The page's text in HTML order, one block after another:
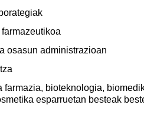
osasun administrazioan
farmazia, bioteknologia,
esparruetan besteak